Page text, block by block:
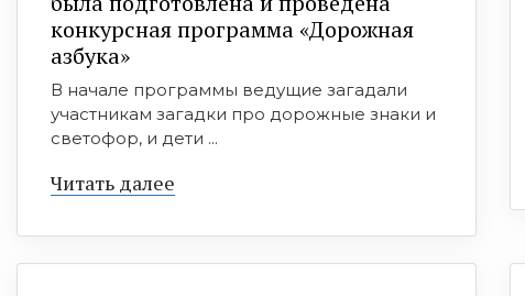
конкурсная программа «Дорожная
азбука»
В начале программы ведущие загадали
участникам загадки про дорожные знаки и
светофор, и дети ...
Читать далее